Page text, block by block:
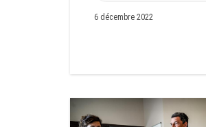
6 décembre 2022